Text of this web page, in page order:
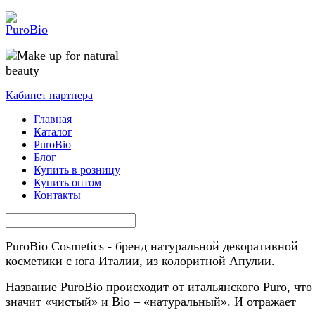
Кабинет партнера
Главная
Каталог
PuroBio
Блог
Купить в розницу
Купить оптом
Контакты
PuroBio Cosmetics - бренд натуральной декоративной
косметики с юга Италии, из колоритной Апулии.
Название PuroBio происходит от итальянского Puro, что
значит «чистый» и Bio – «натуральный». И отражает